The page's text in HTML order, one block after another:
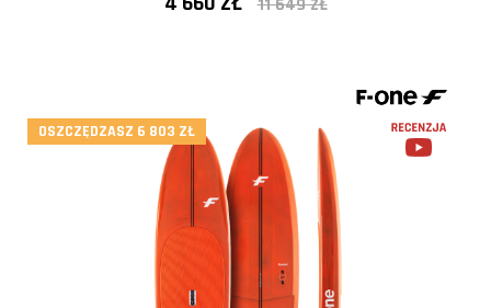
OSZCZĘDZASZ 6 803 ZŁ